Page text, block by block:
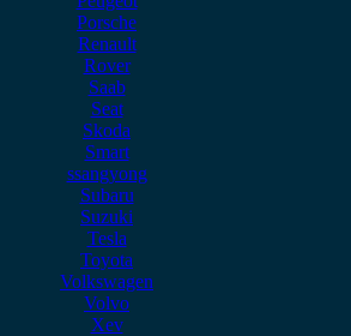
Porsche
Renault
Rover
Saab
Seat
Skoda
Smart
ssangyong
Subaru
Suzuki
Tesla
Toyota
Volkswagen
Volvo
Xev